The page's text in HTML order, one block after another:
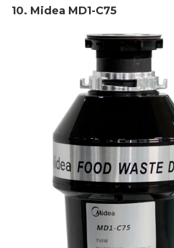
10. Midea MD1-C75